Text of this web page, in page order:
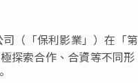
（「保利影業」）在「第
探索合作、合資等不同形